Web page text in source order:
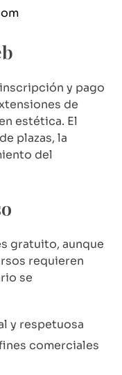
y pago
de
estética. El
plazas, la
del
gratuito, aunque
requieren
se
y respetuosa
comerciales